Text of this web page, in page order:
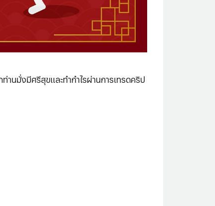
นมั่งมีศรีสุขและทำกำไรผ่านการเทรดคริป